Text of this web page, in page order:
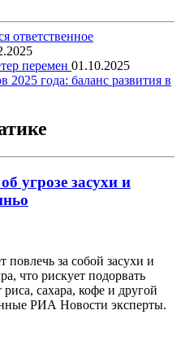
ответственное
перемен 01.10.2025
2025 года: баланс развития в
угрозе засухи и
за собой засухи и
что рискует подорвать
сахара, кофе и другой
РИА Новости эксперты.